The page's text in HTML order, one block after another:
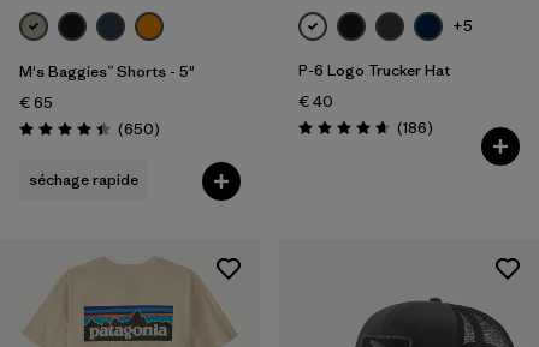
M's Baggies™ Shorts - 5"
€ 65
Évaluation: 4.4 / 5
(650Avis
)
séchage rapide
+5
P-6 Logo Trucker Hat
€ 40
Évaluation: 4.7 / 5
(186Avis
)